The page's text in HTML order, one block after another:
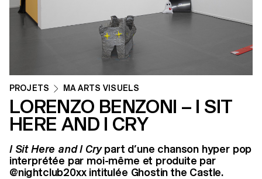
PROJETS MA ARTS VISUELS
LORENZO BENZONI – I SIT
HERE AND I CRY
I Sit Here and I Crypart d’une chanson hyper pop
interprétée par moi-même et produite par
@nightclub20xx intitulée Ghostin the Castle.